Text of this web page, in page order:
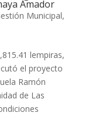
Amador
Municipal,
lempiras,
el proyecto
Ramón
de Las